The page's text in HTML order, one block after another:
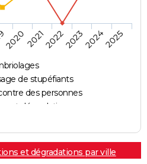
de stupéfiants
des personnes
et dégradations
202020212022202320242025
et dégradations par ville